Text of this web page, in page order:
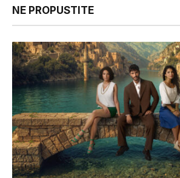
NE PROPUSTITE